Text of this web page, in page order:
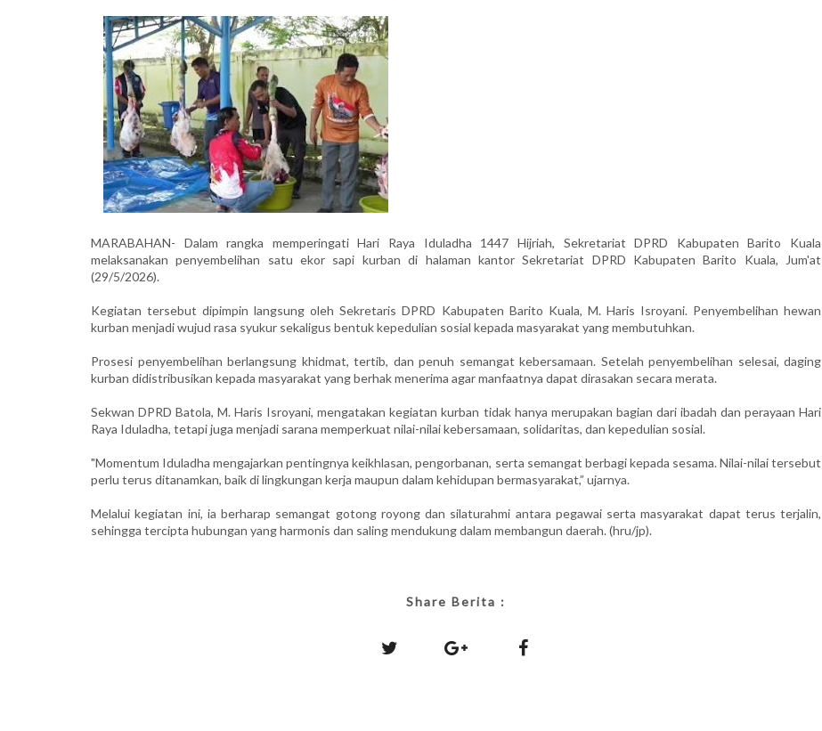
MARABAHAN- Dalam rangka memperingati Hari Raya Iduladha 1447 Hijriah, Sekretariat DPRD Kabupaten Barito Kuala
melaksanakan penyembelihan satu ekor sapi kurban di halaman kantor Sekretariat DPRD Kabupaten Barito Kuala, Jum'at
(29/5/2026).
Kegiatan tersebut dipimpin langsung oleh Sekretaris DPRD Kabupaten Barito Kuala, M. Haris Isroyani. Penyembelihan hewan
kurban menjadi wujud rasa syukur sekaligus bentuk kepedulian sosial kepada masyarakat yang membutuhkan.
Prosesi penyembelihan berlangsung khidmat, tertib, dan penuh semangat kebersamaan. Setelah penyembelihan selesai, daging
kurban didistribusikan kepada masyarakat yang berhak menerima agar manfaatnya dapat dirasakan secara merata.
Sekwan DPRD Batola, M. Haris Isroyani, mengatakan kegiatan kurban tidak hanya merupakan bagian dari ibadah dan perayaan Hari
Raya Iduladha, tetapi juga menjadi sarana memperkuat nilai-nilai kebersamaan, solidaritas, dan kepedulian sosial.
"Momentum Iduladha mengajarkan pentingnya keikhlasan, pengorbanan, serta semangat berbagi kepada sesama. Nilai-nilai tersebut
perlu terus ditanamkan, baik di lingkungan kerja maupun dalam kehidupan bermasyarakat,” ujarnya.
Melalui kegiatan ini, ia berharap semangat gotong royong dan silaturahmi antara pegawai serta masyarakat dapat terus terjalin,
sehingga tercipta hubungan yang harmonis dan saling mendukung dalam membangun daerah. (hru/jp).
Share Berita :